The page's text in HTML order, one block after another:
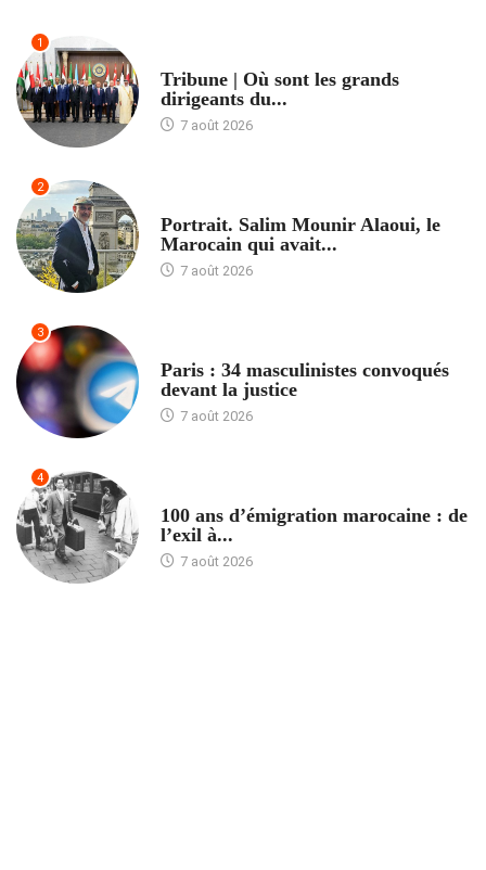
1
Tribune | Où sont les grands
dirigeants du...
7 août 2026
2
Portrait. Salim Mounir Alaoui, le
Marocain qui avait...
7 août 2026
3
Paris : 34 masculinistes convoqués
devant la justice
7 août 2026
4
100 ans d’émigration marocaine : de
l’exil à...
7 août 2026